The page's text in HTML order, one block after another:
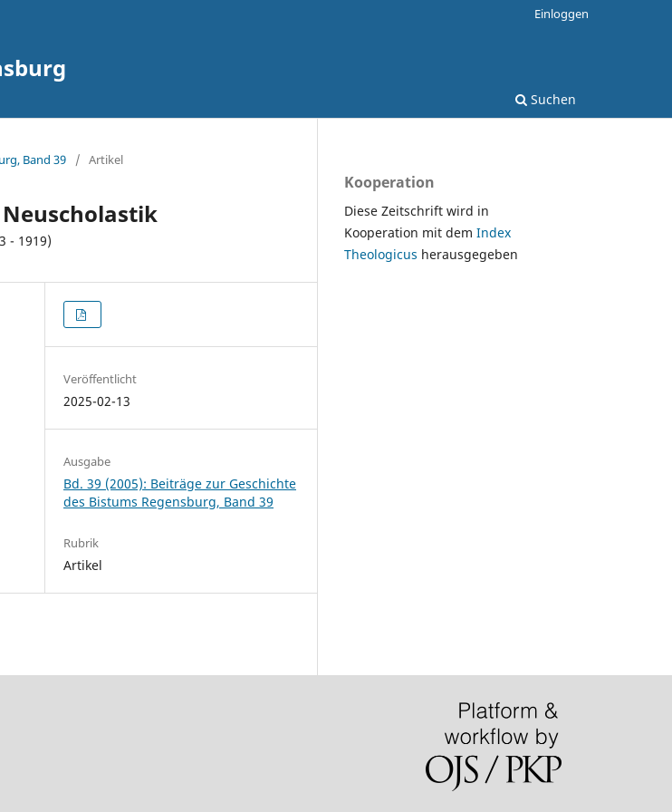
Suchen
Einloggen
Band 39 / Artikel
- 1919)
Veröffentlicht
2025-02-13
Ausgabe
Bd. 39 (2005): Beiträge zur Geschichte
des Bistums Regensburg, Band 39
Rubrik
Artikel
Kooperation
Diese Zeitschrift wird in
Kooperation mit dem Index
Theologicus herausgegeben